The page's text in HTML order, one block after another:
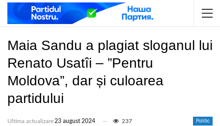
Maia Sandu a plagiat sloganul lui
Renato Usatîi – ”Pentru
Moldova”, dar și culoarea
partidului
Politic
Ultima actualizare23 august 2024 237